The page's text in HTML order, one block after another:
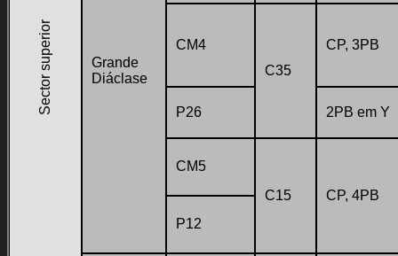
Sector superior
Grande
Diáclase
CM4
C35
CP, 3PB
P26 2PB em Y
CM5
C15
CP, 4PB
P12